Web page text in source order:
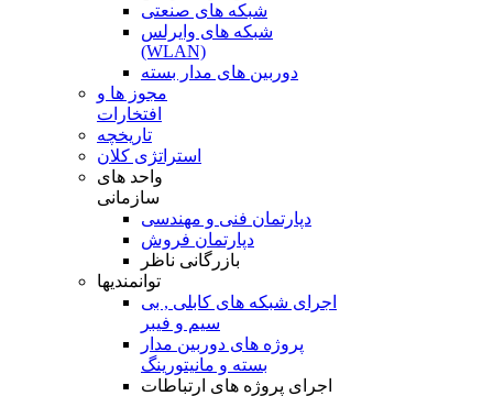
شبکه های صنعتی
شبکه های وایرلس
(WLAN)
دوربین های مدار بسته
مجوز ها و
افتخارات
تاریخچه
استراتژی کلان
واحد های
سازمانی
دپارتمان فنی و مهندسی
دپارتمان فروش
بازرگانی ناظر
توانمندیها
اجرای شبکه های کابلی , بی
سیم و فیبر
پروژه های دوربین مدار
بسته و مانیتورینگ
اجرای پروژه های ارتباطات